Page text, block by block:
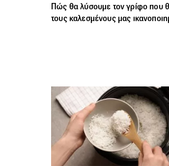
Πώς θα λύσουμε τον γρίφο που
τους καλεσμένουςμας